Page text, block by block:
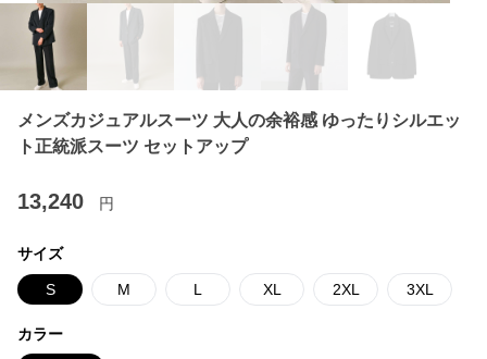
メンズカジュアルスーツ 大人の余裕感 ゆったりシルエッ
ト正統派スーツ セットアップ
13,240 円
サイズ
S M L XL 2XL 3XL
カラー